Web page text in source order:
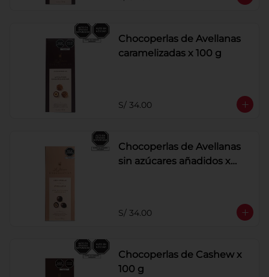
Chocoperlas de Avellanas
caramelizadas x 100 g
S/ 34.00
Chocoperlas de Avellanas
sin azúcares añadidos x
S/ 34.00
Chocoperlas de Cashew x
100 g